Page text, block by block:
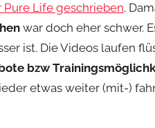
Pure Life geschrieben.
war doch eher schwer.
ist. Die Videos laufen
bzw
etwas weiter (mit-)